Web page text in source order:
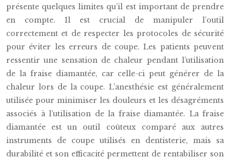
présente quelques limites qu’il est important de prendre
en compte. Il est crucial de manipuler l’outil
correctement et de respecter les protocoles de sécurité
pour éviter les erreurs de coupe. Les patients peuvent
ressentir une sensation de chaleur pendant l’utilisation
de la fraise diamantée, car celle-ci peut générer de la
chaleur lors de la coupe. L’anesthésie est généralement
utilisée pour minimiser les douleurs et les désagréments
associés à l’utilisation de la fraise diamantée. La fraise
diamantée est un outil coûteux comparé aux autres
instruments de coupe utilisés en dentisterie, mais sa
durabilité et son efficacité permettent de rentabiliser son